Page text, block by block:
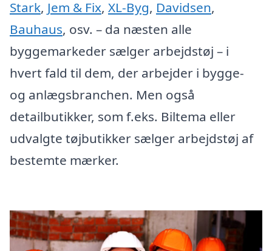
Stark, Jem & Fix, XL-Byg, Davidsen,
Bauhaus, osv. – da næsten alle
byggemarkeder sælger arbejdstøj – i
hvert fald til dem, der arbejder i bygge-
og anlægsbranchen. Men også
detailbutikker, som f.eks. Biltema eller
udvalgte tøjbutikker sælger arbejdstøj af
bestemte mærker.